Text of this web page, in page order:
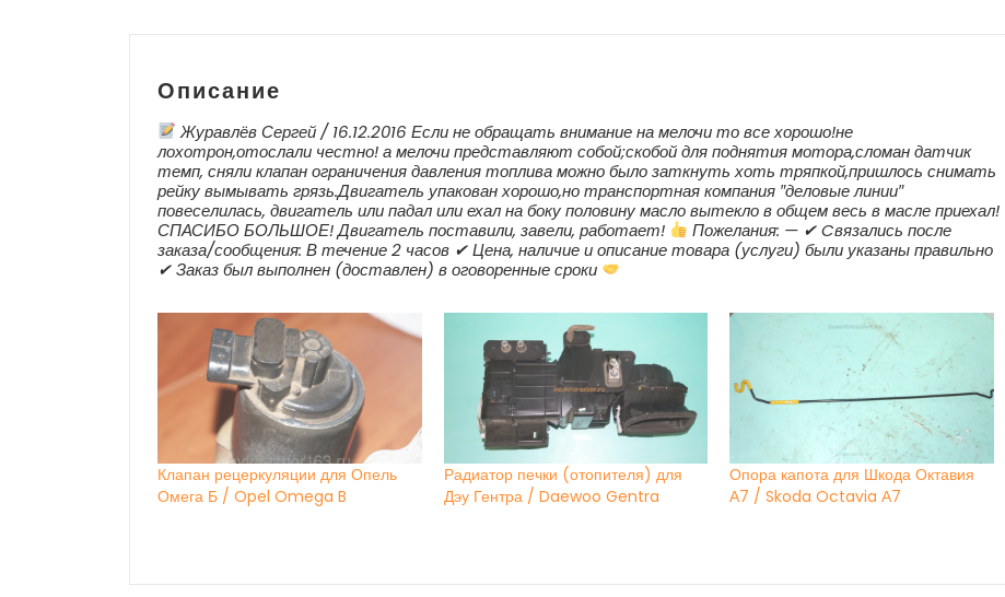
Описание
Журавлёв Сергей / 16.12.2016 Если не обращать внимание на мелочи то все хорошо!не
лохотрон,отослали честно! а мелочи представляют собой;скобой для поднятия мотора,сломан датчик
темп, сняли клапан ограничения давления топлива можно было заткнуть хоть тряпкой,пришлось снимать
рейку вымывать грязь.Двигатель упакован хорошо,но транспортная компания ″деловые линии″
повеселилась, двигатель или падал или ехал на боку половину масло вытекло в общем весь в масле приехал!
СПАСИБО БОЛЬШОЕ! Двигатель поставили, завели, работает!
Пожелания: — ✔ Cвязались после
заказа/сообщения: В течение 2 часов ✔ Цена, наличие и описание товара (услуги) были указаны правильно
✔ Заказ был выполнен (доставлен) в оговоренные сроки
Клапан рецеркуляции для Опель
Омега Б / Opel Omega B
Радиатор печки (отопителя) для
Дэу Гентра / Daewoo Gentra
Опора капота для Шкода Октавия
А7 / Skoda Octavia А7